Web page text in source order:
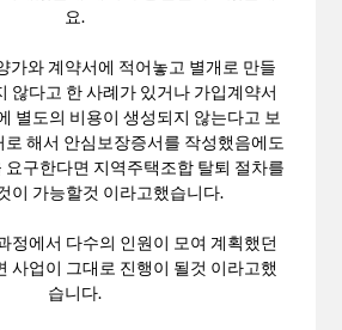
요.
가와 계약서에 적어놓고 별개로 만들
않다고 한 사례가 있거나 가입계약서
별도의 비용이 생성되지 않는다고 보
해서 안심보장증서를 작성했음에도
요구한다면 지역주택조합 탈퇴 절차를
이 가능할것 이라고했습니다.
정에서 다수의 인원이 모여 계획했던
사업이 그대로 진행이 될것 이라고했
습니다.